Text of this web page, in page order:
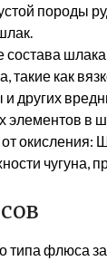
породы
состава
такие как
других
элементов в
окисления:
чугуна,
типа флюса